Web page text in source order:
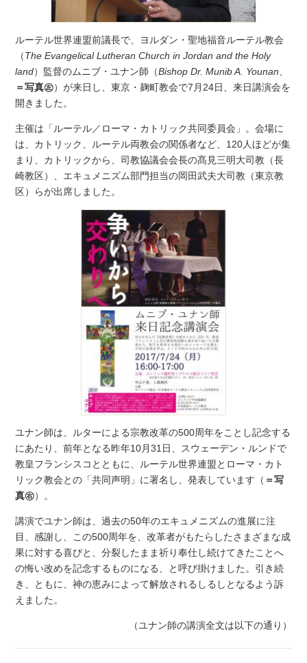
ルーテル世界連盟前議長で、ヨルダン・聖地福音ルーテル教会
（The Evangelical Lutheran Church in Jordan and the Holy
land）監督のムニブ・ユナン師（Bishop Dr. Munib A. Younan、
＝写真㊧）が来日し、東京・麹町教会で7月24日、来日講演会を
開きました。
主催は「ルーテル／ローマ・カトリック共同委員会」。会場に
は、カトリック、ルーテル両教会の関係者など、120人ほどが集
まり、カトリックから、司教協議会会長の髙見三明大司教（長
崎教区）、エキュメニズム部門担当の岡田武夫大司教（東京教
区）らが出席しました。
ユナン師は、ルターによる宗教改革の500周年をことし記念する
にあたり、前年となる昨年10月31日、スウェーデン・ルンドで
教皇フランシスコとともに、ルーテル世界連盟とローマ・カト
リック教会との「共同声明」に署名し、発表しています（ ＝写
真㊨）。
講演でユナン師は、過去の50年のエキュメニズムの進展に注
目、感謝し、この500周年を、改革者がもたらしたさまざまな成
果に対する喜びと、分裂したまま祈り奉仕し続けてきたことへ
の悔い改めを記念するものになる、と呼び掛けました。引き続
き、ともに、神の恵みによって解放されるしるしとなるよう訴
えました。
（ユナン師の講演全文は以下の通り）